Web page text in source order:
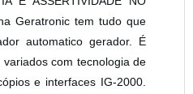
Geratronic tem tudo que
automatico gerador. É
com tecnologia de
e interfaces IG-2000.